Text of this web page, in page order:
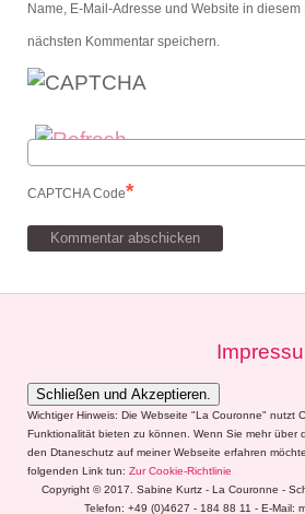
Name, E-Mail-Adresse und Website in
nächsten Kommentar speichern.
CAPTCHA Code*
Wichtiger Hinweis: Die Webseite "La Couronne" nutzt
Funktionalität bieten zu können. Wenn Sie mehr über
den Dtaneschutz auf meiner Webseite erfahren
folgenden Link tun: Zur Cookie-Richtlinie
Copyright © 2017. Sabine Kurtz - La Couronne -
Telefon: +49 (0)4627 - 184 88 11 - E-Mail: